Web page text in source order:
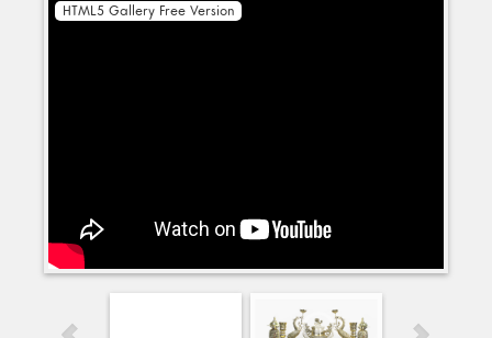
HTML5 Gallery Free Version